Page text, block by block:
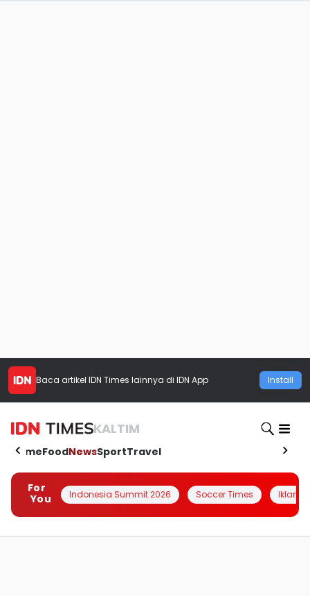
Baca artikel IDN Times lainnya di IDN App Install
KALTIM
HomeFoodNewsSportTravel
For
You
Indonesia Summit 2026 Soccer Times Iklanin